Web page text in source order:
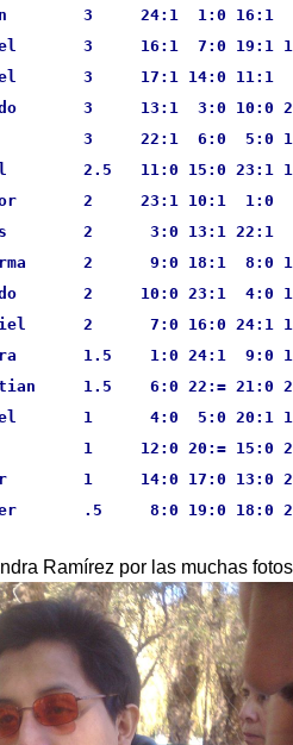
3     24:1  1:0 16:1
3     16:1  7:0 19:1
3     17:1 14:0 11:1
3     13:1  3:0 10:0
3     22:1  6:0  5:0
2.5   11:0 15:0 23:1
2     23:1 10:1  1:0
2      3:0 13:1 22:1
Irma      2      9:0 18:1  8:0
2     10:0 23:1  4:0
Ariel      2      7:0 16:0 24:1
1.5    1:0 24:1  9:0
1.5    6:0 22:= 21:0
1      4:0  5:0 20:1
1     12:0 20:= 15:0
1     14:0 17:0 13:0
.5     8:0 19:0 18:0
Ramírez por las muchas